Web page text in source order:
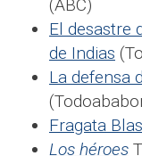
(ABC)
El desastre
de Indias
La defensa
Fragata
Los héroes